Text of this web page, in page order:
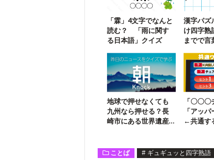
「霖」4文字でなんと
読む？ 「雨に関す
る日本語」クイズ
漢字パズ
け四字熟
までで言
地球で押せなくても
九州なら押せる？長
崎市にある世界遺産
「〇〇〇
「アッパ
←共通す
ことば # ギュギュッと四字熟語